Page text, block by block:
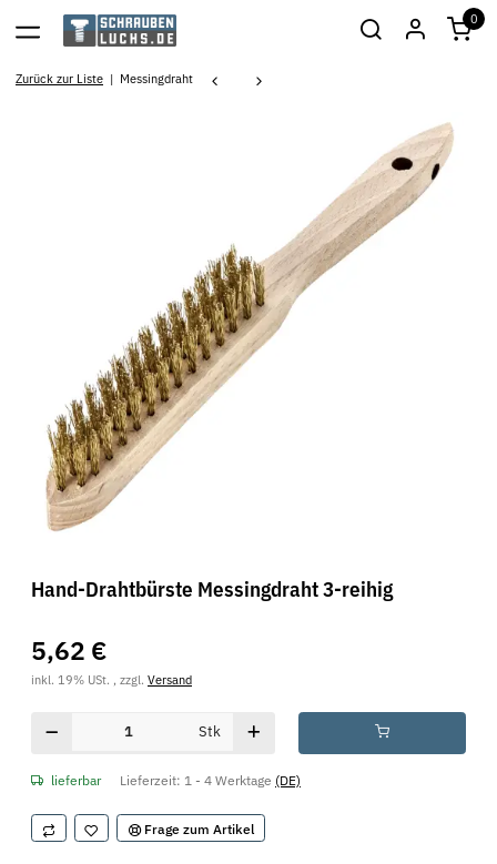
0
Zurück zur Liste Messingdraht
Hand-Drahtbürste Messingdraht 3-reihig
5,62 €
inkl. 19% USt. , zzgl. Versand
Stk
lieferbar Lieferzeit: 1 - 4 Werktage (DE)
Frage zum Artikel